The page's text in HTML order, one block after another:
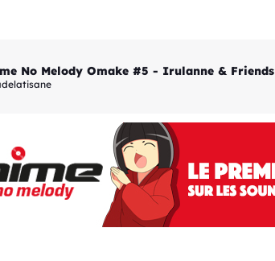
No Melody Omake #5 - Irulanne & Friends